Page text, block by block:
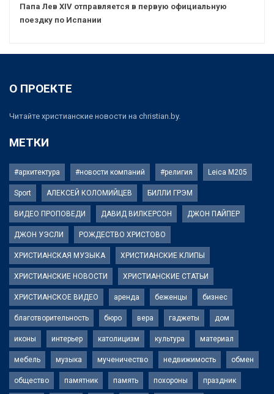
Папа Лев XIV отправляется в первую официальную
поездку по Испании
О ПРОЕКТЕ
Читайте христианские новости на christian.by.
МЕТКИ
#архитектура #новости компаний #религия Leica M205
Sport АЛЕКСЕЙ КОЛОМИЙЦЕВ БИЛЛИ ГРЭМ
ВИДЕО ПРОПОВЕДИ ДАВИД ВИЛКЕРСОН ДЖОН ПАЙПЕР
ДЖОН УЭСЛИ РОЖДЕСТВО ХРИСТОВО
ХРИСТИАНСКАЯ МУЗЫКА ХРИСТИАНСКИЕ КЛИПЫ
ХРИСТИАНСКИЕ НОВОСТИ ХРИСТИАНСКИЕ СТАТЬИ
ХРИСТИАНСКОЕ ВИДЕО аренда беженцы бизнес
благотворительность бюро вера гаджеты дом
иконы интерьер католицизм культура материал
мебель музыка мученичество недвижимость обмен
общество памятник память похороны праздник